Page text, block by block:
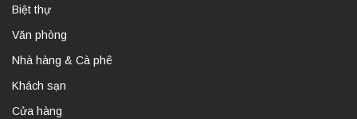
Biệt thự
Văn phòng
Nhà hàng & Cà phê
Khách sạn
Cửa hàng